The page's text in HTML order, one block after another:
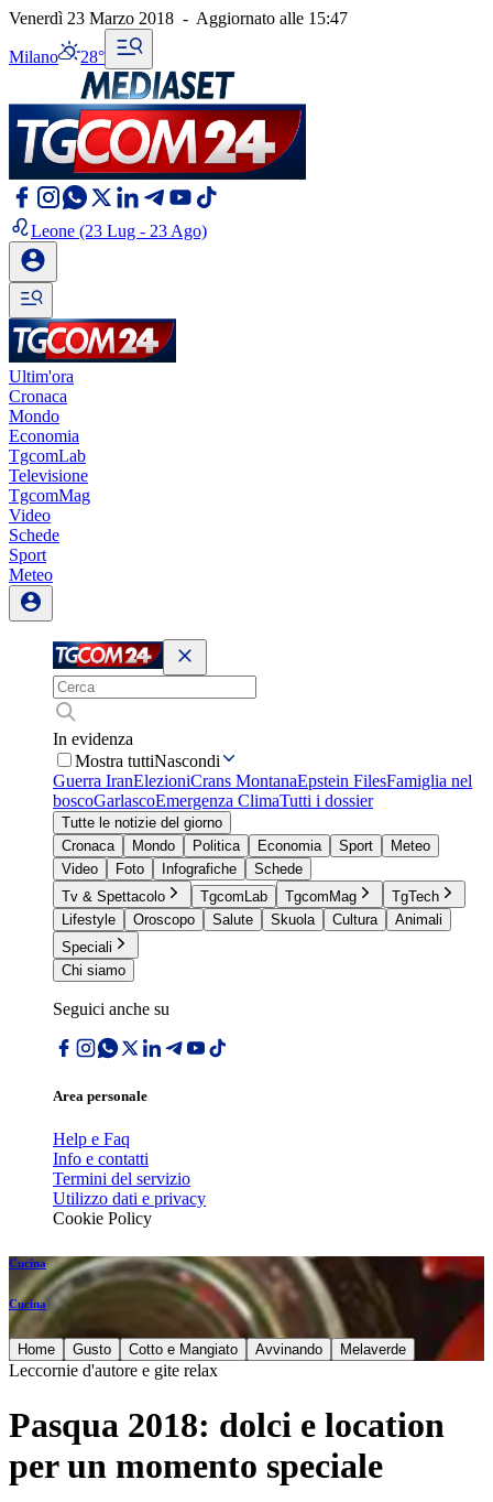
Venerdì 23 Marzo 2018 - Aggiornato alle 15:47
Milano 28°
Leone (23 Lug - 23 Ago)
Ultim'ora
Cronaca
Mondo
Economia
TgcomLab
Televisione
TgcomMag
Video
Schede
Sport
Meteo
In evidenza
Mostra tuttiNascondi
Guerra IranElezioniCrans MontanaEpstein FilesFamiglia nel
boscoGarlascoEmergenza ClimaTutti i dossier
Tutte le notizie del giorno
Cronaca
Mondo Politica Economia Sport
Meteo
Video
Foto Infografiche
Schede
Tv & Spettacolo
TgcomLab TgcomMag
TgTech
Lifestyle
Oroscopo Salute Skuola Cultura
Animali
Speciali
Chi siamo
Seguici anche su
Area personale
Help e Faq
Info e contatti
Termini del servizio
Utilizzo dati e privacy
Cookie Policy
Cucina
Cucina
Home Gusto Cotto e Mangiato Avvinando Melaverde
Leccornie d'autore e gite relax
Pasqua 2018: dolci e location
per un momento speciale